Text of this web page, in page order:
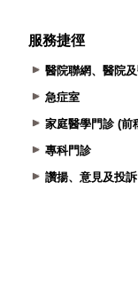
服務捷徑
醫院聯網、醫院
急症室
家庭醫學門診 (前
專科門診
讚揚、意見及投訴